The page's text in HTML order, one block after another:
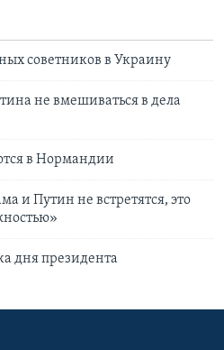
советников в Украину
не вмешиваться в дела
в Нормандии
и Путин не встретятся, это
дня президента